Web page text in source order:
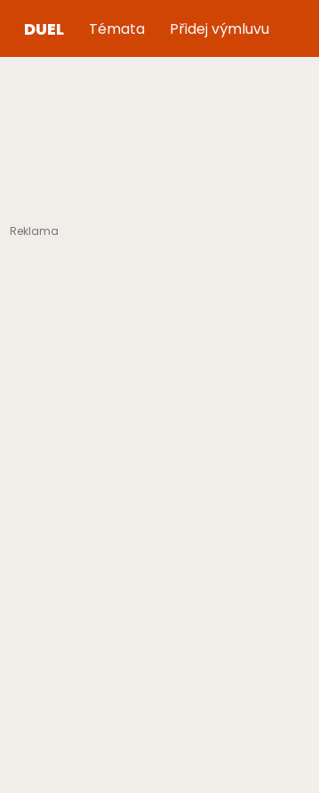
DUEL Témata Přidej výmluvu